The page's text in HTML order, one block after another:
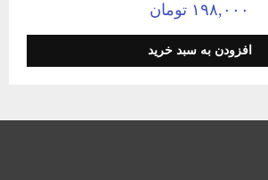
۱۹۸,۰۰۰ تومان
افزودن به سبد خرید